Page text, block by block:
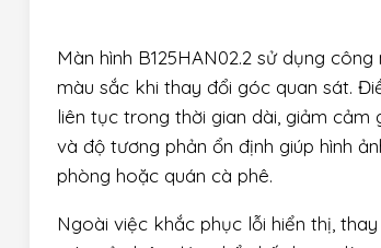
Màn hình B125HAN02.2 sử dụng
màu sắc khi thay đổi góc quan sát.
liên tục trong thời gian dài, giảm cảm
và độ tương phản ổn định giúp hình
phòng hoặc quán cà phê.
Ngoài việc khắc phục lỗi hiển thị,